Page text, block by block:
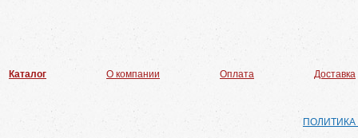
Каталог О компании Оплата Доставка